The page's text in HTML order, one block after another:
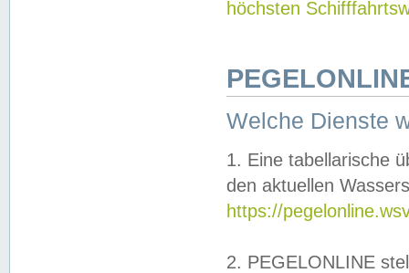
höchsten
Welche Dienste
1. Eine tabellarische
den aktuellen
https://
2. PEGELONLINE